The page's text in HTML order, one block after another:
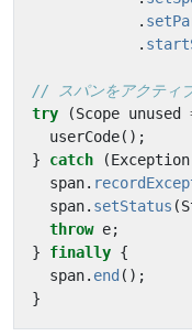
.
.
// スパンをアクティ
try
(Scope unused
userCode();
}
catch (Exception
span.
span. setStatus (
throw e;
}
finally {
span. end ();
}